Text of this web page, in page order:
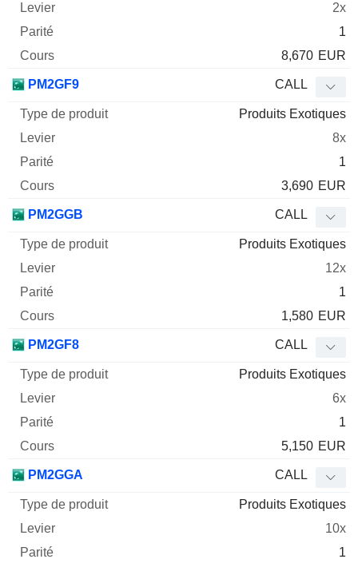
2x
1
8,670 EUR
PM2GF9 CALL
Produits Exotiques
8x
1
3,690 EUR
PM2GGB CALL
Produits Exotiques
12x
1
1,580 EUR
PM2GF8 CALL
Produits Exotiques
6x
1
5,150 EUR
PM2GGA CALL
Produits Exotiques
10x
1